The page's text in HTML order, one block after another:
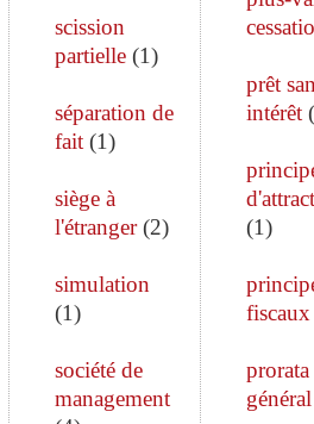
scission
partielle(1)
séparation de
fait(1)
siège à
l'étranger(2)
simulation
(1)
société de
management
prêt
intérêt(
(1)
fiscaux
prorata
général